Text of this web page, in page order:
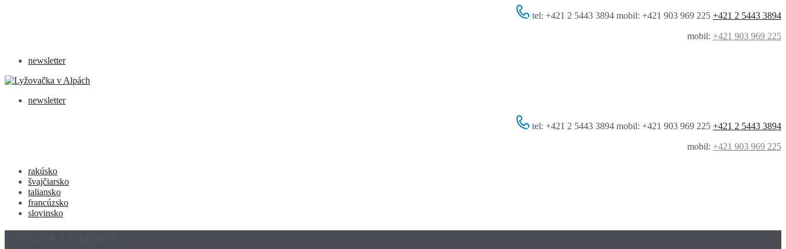
tel: +421 2 5443 3894 mobil: +421 903 969 225 +421 2 5443 3894
mobil: +421 903 969 225
newsletter
newsletter
tel: +421 2 5443 3894 mobil: +421 903 969 225 +421 2 5443 3894
mobil: +421 903 969 225
rakúsko
švajčiarsko
taliansko
francúzsko
slovinsko